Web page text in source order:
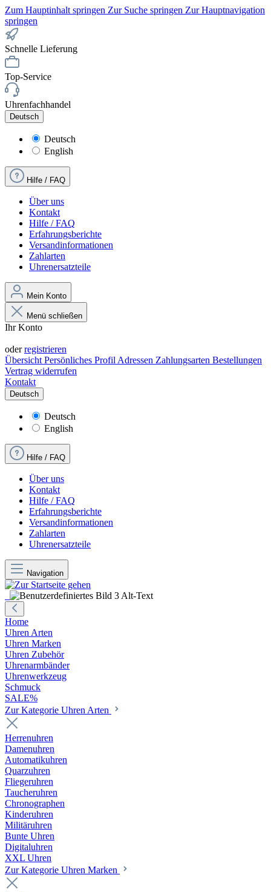
Zum Hauptinhalt springen Zur Suche springen Zur Hauptnavigation
springen
Schnelle Lieferung
Top-Service
Uhrenfachhandel
Deutsch
Deutsch
English
Hilfe / FAQ
Über uns
Kontakt
Hilfe / FAQ
Erfahrungsberichte
Versandinformationen
Zahlarten
Uhrenersatzteile
Mein Konto
Menü schließen
Ihr Konto
oderregistrieren
Übersicht Persönliches Profil Adressen Zahlungsarten Bestellungen
Vertrag widerrufen
Kontakt
Deutsch
Deutsch
English
Hilfe / FAQ
Über uns
Kontakt
Hilfe / FAQ
Erfahrungsberichte
Versandinformationen
Zahlarten
Uhrenersatzteile
Navigation
Home
Uhren Arten
Uhren Marken
Uhren Zubehör
Uhrenarmbänder
Uhrenwerkzeug
Schmuck
SALE%
Zur Kategorie Uhren Arten
Herrenuhren
Damenuhren
Automatikuhren
Quarzuhren
Fliegeruhren
Taucheruhren
Chronographen
Kinderuhren
Militäruhren
Bunte Uhren
Digitaluhren
XXL Uhren
Zur Kategorie Uhren Marken